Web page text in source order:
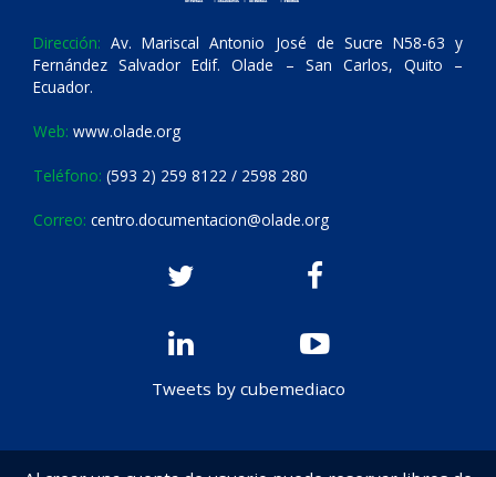
Dirección: Av. Mariscal Antonio José de Sucre N58-63 y
Fernández Salvador Edif. Olade – San Carlos, Quito –
Ecuador.
Web: www.olade.org
Teléfono: (593 2) 259 8122 / 2598 280
Correo: centro.documentacion@olade.org
Tweets by cubemediaco